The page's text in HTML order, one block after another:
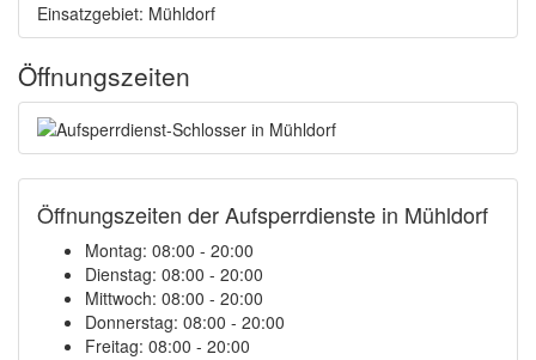
Einsatzgebiet: Mühldorf
Öffnungszeiten
Öffnungszeiten der Aufsperrdienste in Mühldorf
Montag: 08:00 - 20:00
Dienstag: 08:00 - 20:00
Mittwoch: 08:00 - 20:00
Donnerstag: 08:00 - 20:00
Freitag: 08:00 - 20:00